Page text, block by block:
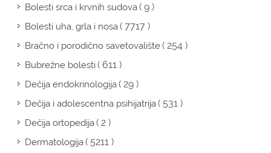
Bolesti srca i krvnih sudova( 9 )
Bolesti uha, grla i nosa( 7717 )
Bračno i porodično savetovalište( 254 )
Bubrežne bolesti( 611 )
Dečija endokrinologija( 29 )
Dečija i adolescentna psihijatrija( 531 )
Dečija ortopedija( 2 )
Dermatologija( 5211 )